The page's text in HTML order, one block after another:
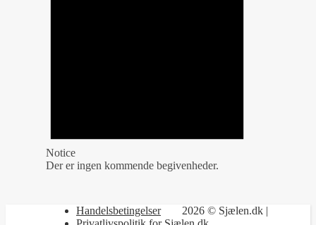
Notice
Der er ingen kommende begivenheder.
2026 © Sjælen.dk |
Handelsbetingelser